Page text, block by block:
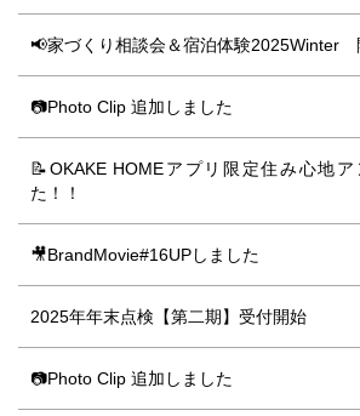
📢家づくり相談会＆宿泊体験2025Winter
📷Photo Clip 追加しました
📝OKAKE HOMEアプリ限定住み心地
た！！
🎥BrandMovie#16UPしました
2025年年末点検【第二期】受付開始
📷Photo Clip 追加しました